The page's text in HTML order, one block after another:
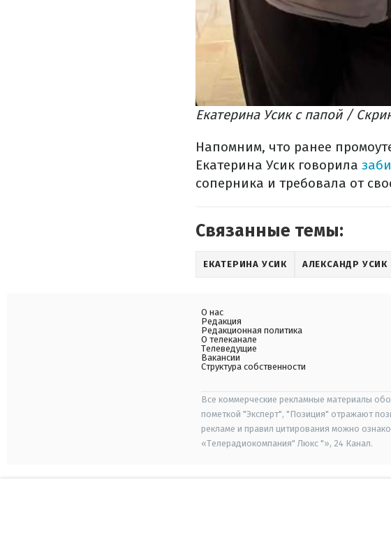
Екатерина Усик с папой /
Напомним, что ранее
Екатерина Усик говорила
соперника и требовала от
Связанные темы:
ЕКАТЕРИНА УСИК АЛЕКСАНДР УСИК
О нас
Редакция
Редакционная политика
О телеканале
Телеведущие
Вакансии
Структура собственности
Все коммерческие рекламные материалы
пометкой "Эксперт", "Позиция" отражают
рекламе и правил цитирования можно
«Телерадиокомпания" Люкс "», 24 Канал.